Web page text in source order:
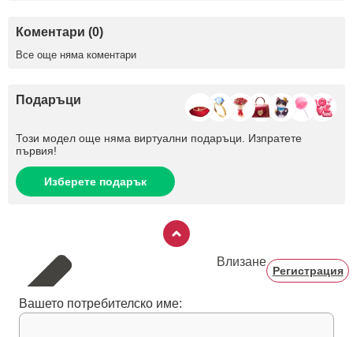
Коментари (0)
Все още няма коментари
Подаръци
Този модел още няма виртуални подаръци. Изпратете
първия!
Изберете подарък
Влизане
Регистрация
Вашето потребителско име: